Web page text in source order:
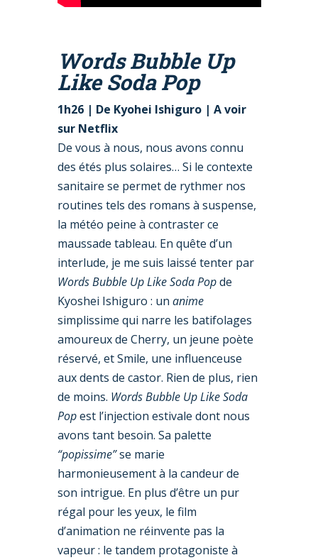
Words Bubble Up
Like Soda Pop
1h26 | De Kyohei Ishiguro | A voir
sur Netflix
De vous à nous, nous avons connu
des étés plus solaires… Si le contexte
sanitaire se permet de rythmer nos
routines tels des romans à suspense,
la météo peine à contraster ce
maussade tableau. En quête d’un
interlude, je me suis laissé tenter par
Words Bubble Up Like Soda Popde
Kyoshei Ishiguro : un anime
simplissime qui narre les batifolages
amoureux de Cherry, un jeune poète
réservé, et Smile, une influenceuse
aux dents de castor. Rien de plus, rien
de moins. Words Bubble Up Like Soda
Popest l’injection estivale dont nous
avons tant besoin. Sa palette
“popissime”se marie
harmonieusement à la candeur de
son intrigue. En plus d’être un pur
régal pour les yeux, le film
d’animation ne réinvente pas la
vapeur : le tandem protagoniste à